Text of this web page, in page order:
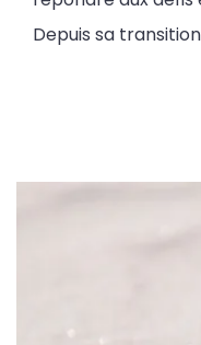
Depuis sa